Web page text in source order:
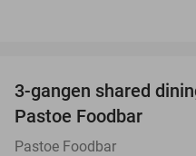
3-gangen shared
Pastoe Foodbar
Pastoe Foodbar